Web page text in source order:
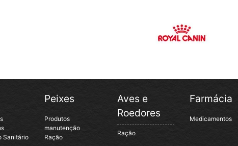
Sanitário
Peixes
Produtos
manutenção
Ração
Aves e
Roedores
Ração
Farmácia
Medicamentos